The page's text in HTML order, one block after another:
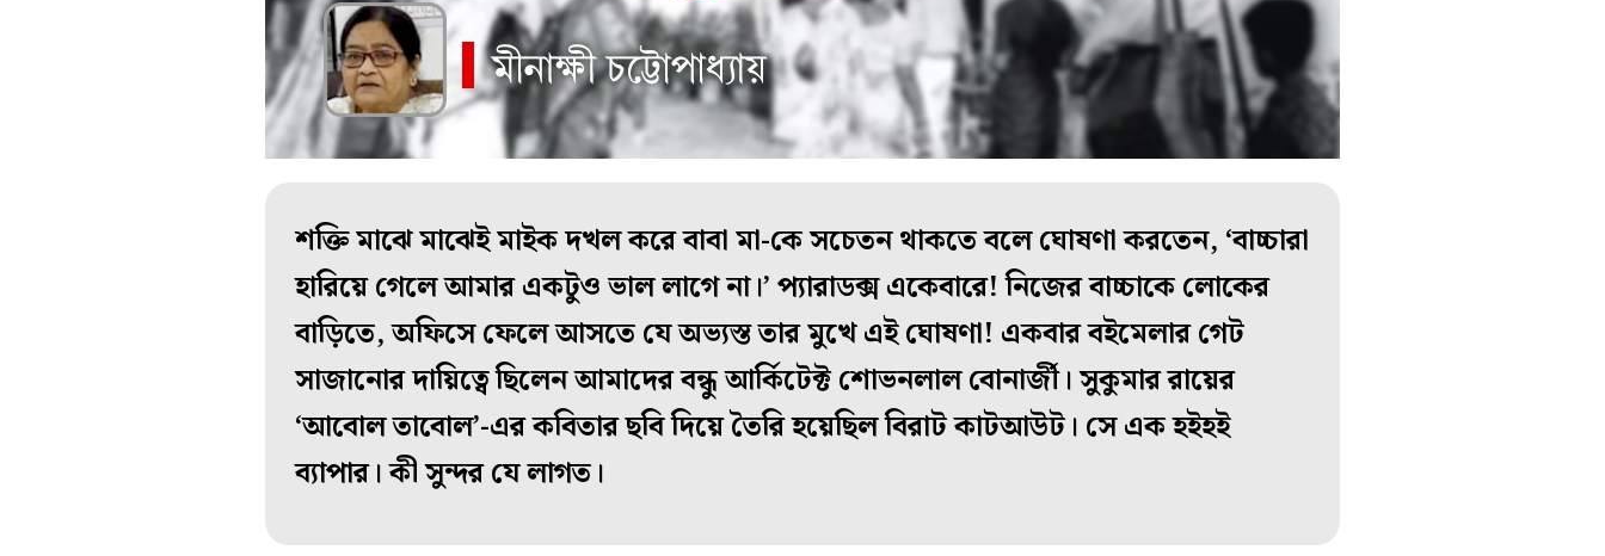
শক্তি মাঝে মাঝেই মাইক দখল করে বাবা মা-কে সচেতন থাকতে বলে ঘোষণা করতেন, ‘বাচ্চারা
হারিয়ে গেলে আমার একটুও ভাল লাগে না।’ প‌্যারাডক্স একেবারে! নিজের বাচ্চাকে লোকের
বাড়িতে, অফিসে ফেলে আসতে যে অভ্যস্ত তার মুখে এই ঘোষণা! একবার বইমেলার গেট
সাজানোর দায়িত্বে ছিলেন আমাদের বন্ধু আর্কিটেক্ট শোভনলাল বোনার্জী। সুকুমার রায়ের
‘আবোল তাবোল’-এর কবিতার ছবি দিয়ে তৈরি হয়েছিল বিরাট কাটআউট। সে এক হইহই
ব্যাপার। কী সুন্দর যে লাগত।